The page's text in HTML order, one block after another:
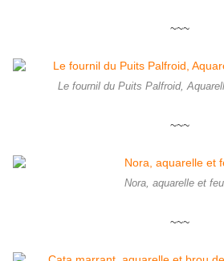
~~~
Le fournil du Puits Palfroid,
~~~
Nora, aquarelle et
~~~